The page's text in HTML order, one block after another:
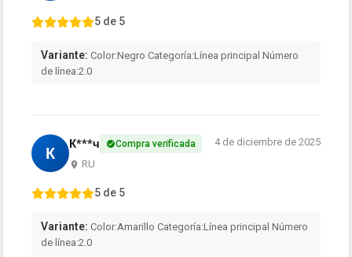
5 de 5
Variante: Color:Negro Categoría:Línea principal Número
de línea:2.0
К К***ч Compra verificada
RU
4 de diciembre de 2025
5 de 5
Variante: Color:Amarillo Categoría:Línea principal Número
de línea:2.0